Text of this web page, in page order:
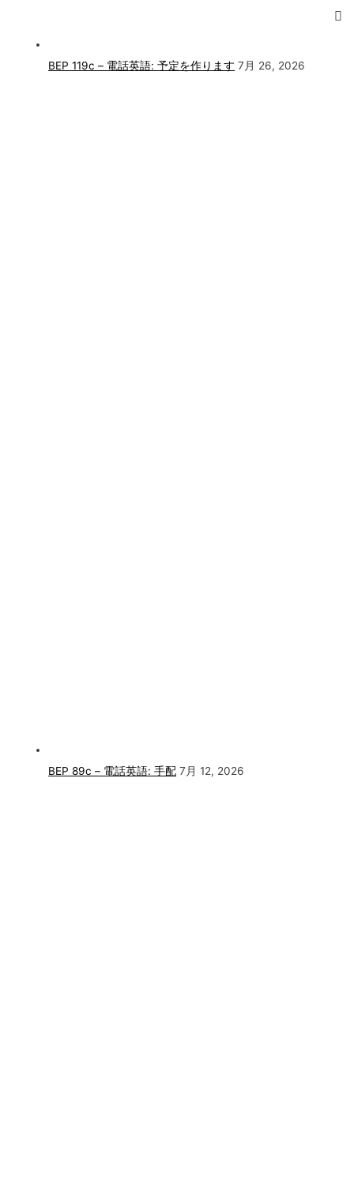
BEP 119c – 電話英語: 予定を作ります 7月 26, 2026
BEP 89c – 電話英語: 手配 7月 12, 2026